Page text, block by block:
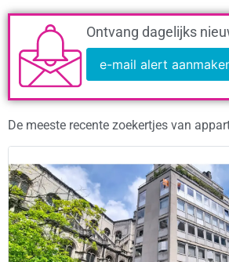
Ontvang dagelijks
e-mail alert
De meeste recente zoekertjes van